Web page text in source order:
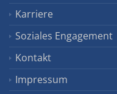
Karriere
Soziales Engagement
Kontakt
Impressum